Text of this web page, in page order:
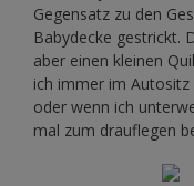
Gegensatz zu den
Babydecke gestrickt.
aber einen kleinen
ich immer im Autositz
oder wenn ich
mal zum drauflegen